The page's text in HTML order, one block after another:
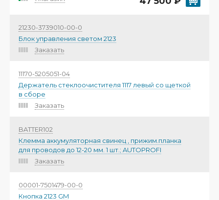
21230-3739010-00-0
Блок управления светом 2123
Заказать
11170-5205051-04
Держатель стеклоочистителя 1117 левый со щеткой
в сборе
Заказать
BATTER102
Клемма аккумуляторная свинец , прижим.планка
для проводов до 12-20 мм. 1 шт.; AUTOPROFI
Заказать
00001-7501479-00-0
Кнопка 2123 GM